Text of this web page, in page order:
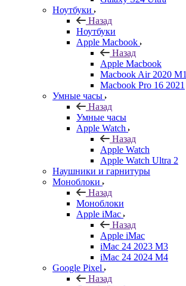
Ноутбуки
Назад
Ноутбуки
Apple Macbook
Назад
Apple Macbook
Macbook Air 2020 M1
Macbook Pro 16 2021
Умные часы
Назад
Умные часы
Apple Watch
Назад
Apple Watch
Apple Watch Ultra 2
Наушники и гарнитуры
Моноблоки
Назад
Моноблоки
Apple iMac
Назад
Apple iMac
iMac 24 2023 M3
iMac 24 2024 M4
Google Pixel
Назад